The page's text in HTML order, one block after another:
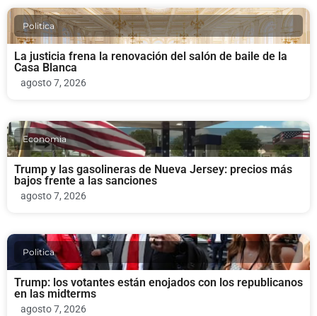
Politica
La justicia frena la renovación del salón de baile de la
Casa Blanca
agosto 7, 2026
Economia
Trump y las gasolineras de Nueva Jersey: precios más
bajos frente a las sanciones
agosto 7, 2026
Politica
Trump: los votantes están enojados con los republicanos
en las midterms
agosto 7, 2026